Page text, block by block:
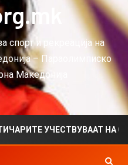
спорт и рекреација на
– Параолимписко
Македонија
УЧЕСТВУВААТ НА СРБИЈА